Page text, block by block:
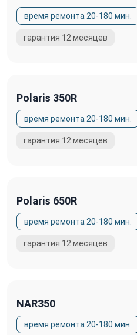
Polaris 350R
Polaris 650R
NAR350